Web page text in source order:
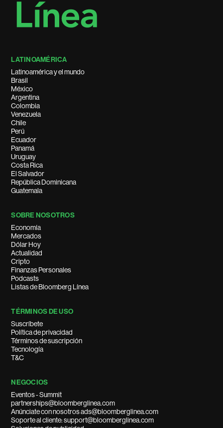
LATINOAMÉRICA
Latinoamérica y el mundo
Brasil
México
Argentina
Colombia
Venezuela
Chile
Perú
Ecuador
Panamá
Uruguay
Costa Rica
El Salvador
República Dominicana
Guatemala
SOBRE NOSOTROS
Economía
Mercados
Dólar Hoy
Actualidad
Cripto
Finanzas Personales
Podcasts
Listas de Bloomberg Línea
TÉRMINOS DE USO
Suscríbete
Política de privacidad
Términos de suscripción
Tecnología
T&C
NEGOCIOS
Eventos - Summit
partnerships@bloomberglinea.com
Anúnciate con nosotros ads@bloomberglinea.com
Soporte al cliente: support@bloomberglinea.com